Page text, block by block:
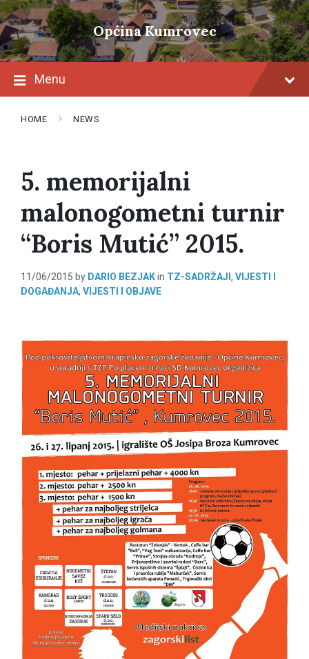
Skip
to
content
Skip
to
main
navigation
Skip
to
footer
Općina Kumrovec
Menu
HOME NEWS
5. memorijalni
malonogometni turnir
“Boris Mutić” 2015.
11/06/2015 by DARIO BEZJAKin TZ-SADRŽAJI , VIJESTI I
DOGAĐANJA, VIJESTI I OBJAVE